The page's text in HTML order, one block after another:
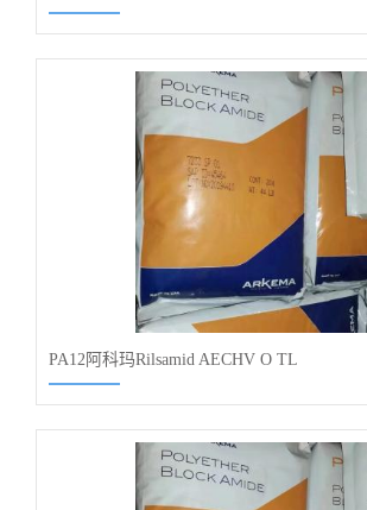
PA12阿科玛Rilsamid AECHV O TL